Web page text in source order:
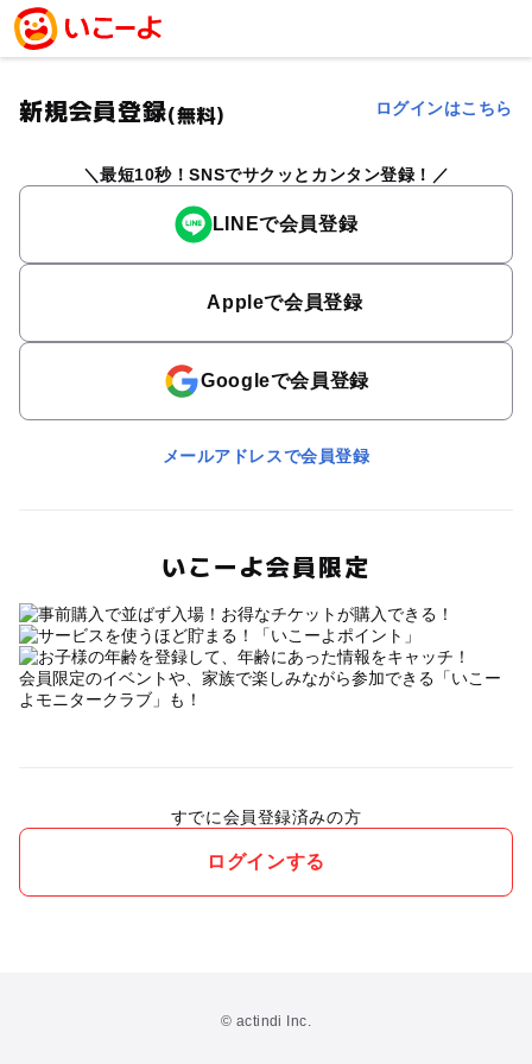
新規会員登録(無料) ログインはこちら
最短10秒！SNSでサクッとカンタン登録！
LINEで会員登録
Appleで会員登録
Googleで会員登録
メールアドレスで会員登録
いこーよ会員限定
会員限定のイベントや、家族で楽しみながら参加できる「いこー
よモニタークラブ」も！
すでに会員登録済みの方
ログインする
© actindi Inc.